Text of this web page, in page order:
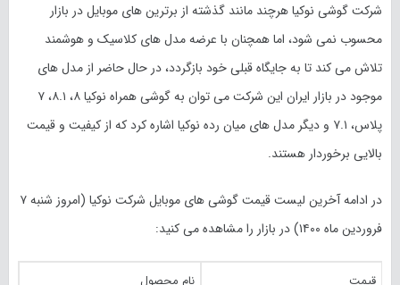
شرکت گوشی نوکیا هرچند مانند گذشته از برترین های موبایل در بازار
محسوب نمی شود، اما همچنان با عرضه مدل های کلاسیک و هوشمند
تلاش می کند تا به جایگاه قبلی خود بازگردد، در حال حاضر از مدل های
موجود در بازار ایران این شرکت می توان به گوشی همراه نوکیا ۸، ۸.۱، ۷
پلاس، ۷.۱ و دیگر مدل های میان رده نوکیا اشاره کرد که از کیفیت و قیمت
بالایی برخوردار هستند.
در ادامه آخرین لیست قیمت گوشی های موبایل شرکت نوکیا (امروز شنبه ۷
فروردین ماه ۱۴۰۰) در بازار را مشاهده می کنید:
قیمت نام محصول